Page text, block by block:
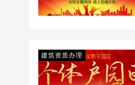
建筑资质办理